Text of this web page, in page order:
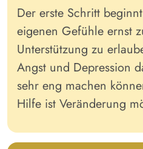
Der erste Schritt
eigenen Gefühle ernst
Unterstützung zu
Angst und Depression
sehr eng machen
Hilfe ist Veränderung